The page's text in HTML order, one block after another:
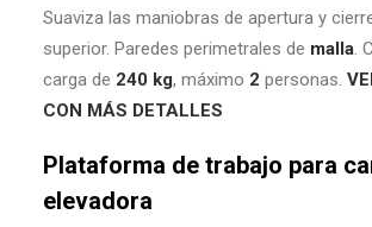
Suaviza las maniobras de apertura y
superior. Paredes perimetrales de malla.
carga de 240 kg, máximo 2 personas.
CON MÁS DETALLES
Plataforma de trabajo para
elevadora